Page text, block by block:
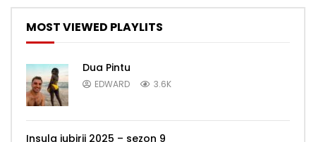
MOST VIEWED PLAYLITS
Dua Pintu
EDWARD 3.6K
Insula iubirii 2025 – sezon 9